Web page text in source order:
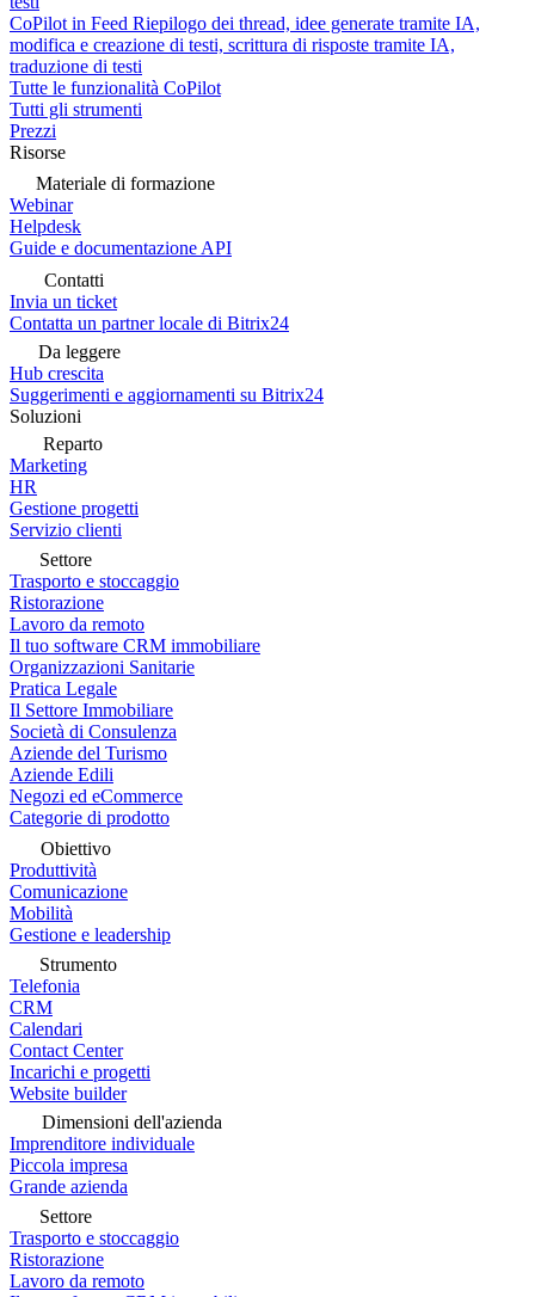
CoPilot in Feed Riepilogo dei thread, idee generate tramite IA,
modifica e creazione di testi, scrittura di risposte tramite IA,
traduzione di testi
Tutte le funzionalità CoPilot
Tutti gli strumenti
Prezzi
Risorse
Materiale di formazione
Webinar
Helpdesk
Guide e documentazione API
Contatti
Invia un ticket
Contatta un partner locale di Bitrix24
Da leggere
Hub crescita
Suggerimenti e aggiornamenti su Bitrix24
Soluzioni
Reparto
Marketing
HR
Gestione progetti
Servizio clienti
Settore
Trasporto e stoccaggio
Ristorazione
Lavoro da remoto
Il tuo software CRM immobiliare
Organizzazioni Sanitarie
Pratica Legale
Il Settore Immobiliare
Società di Consulenza
Aziende del Turismo
Aziende Edili
Negozi ed eCommerce
Categorie di prodotto
Obiettivo
Produttività
Comunicazione
Mobilità
Gestione e leadership
Strumento
Telefonia
CRM
Calendari
Contact Center
Incarichi e progetti
Website builder
Dimensioni dell'azienda
Imprenditore individuale
Piccola impresa
Grande azienda
Settore
Trasporto e stoccaggio
Ristorazione
Lavoro da remoto